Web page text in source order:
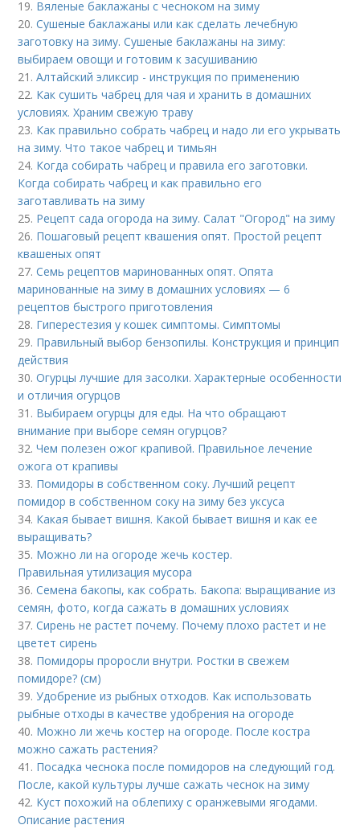
19. Вяленые баклажаны с чесноком на зиму
20.Сушеные баклажаны или как сделать лечебную
заготовку на зиму. Сушеные баклажаны на зиму:
выбираем овощи и готовим к засушиванию
21.Алтайский эликсир - инструкция по применению
22. Как сушить чабрец для чая и хранить в домашних
условиях. Храним свежую траву
23. Как правильно собрать чабрец и надо ли его укрывать
на зиму. Что такое чабрец и тимьян
24. Когда собирать чабрец и правила его заготовки.
Когда собирать чабрец и как правильно его
заготавливать на зиму
25. Рецепт сада огорода на зиму. Салат "Огород" на зиму
26. Пошаговый рецепт квашения опят. Простой рецепт
квашеных опят
27.Семь рецептов маринованных опят. Опята
маринованные на зиму в домашних условиях — 6
рецептов быстрого приготовления
28. Гиперестезия у кошек симптомы. Симптомы
29. Правильный выбор бензопилы. Конструкция и принцип
действия
30.Огурцы лучшие для засолки. Характерные особенности
и отличия огурцов
31. Выбираем огурцы для еды. На что обращают
внимание при выборе семян огурцов?
32.Чем полезен ожог крапивой. Правильное лечение
ожога от крапивы
33. Помидоры в собственном соку. Лучший рецепт
помидор в собственном соку на зиму без уксуса
34. Какая бывает вишня. Какой бывает вишня и как ее
выращивать?
35. Можно ли на огороде жечь костер.
Правильная утилизация мусора
36.Семена бакопы, как собрать. Бакопа: выращивание из
семян, фото, когда сажать в домашних условиях
37.Сирень не растет почему. Почему плохо растет и не
цветет сирень
38. Помидоры проросли внутри. Ростки в свежем
помидоре? (см)
39.Удобрение из рыбных отходов. Как использовать
рыбные отходы в качестве удобрения на огороде
40. Можно ли жечь костер на огороде. После костра
можно сажать растения?
41. Посадка чеснока после помидоров на следующий год.
После, какой культуры лучше сажать чеснок на зиму
42. Куст похожий на облепиху с оранжевыми ягодами.
Описание растения